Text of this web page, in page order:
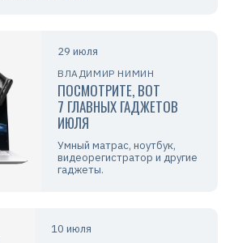
29 июля
ВЛАДИМИР НИМИН
ПОСМОТРИТЕ, ВОТ
7 ГЛАВНЫХ ГАДЖЕТОВ
ИЮЛЯ
Умный матрас, ноутбук,
видеорегистратор и другие
гаджеты.
10 июля